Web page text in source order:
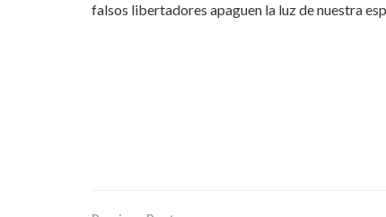
falsos libertadores apaguen la luz de nuestra